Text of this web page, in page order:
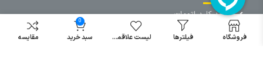
خرید کلید اتومات
خرید کنتاکتور
خرید فیوز
فروشگاه فیلترها لیست علاقمندی
0
سبد خرید مقایسه